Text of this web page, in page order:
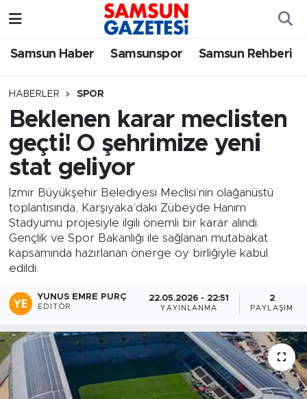
Samsun Haber Samsunspor Samsun Rehberi
HABERLER SPOR
Beklenen karar meclisten
geçti! O şehrimize yeni
stat geliyor
İzmir Büyükşehir Belediyesi Meclisi’nin olağanüstü
toplantısında, Karşıyaka’daki Zübeyde Hanım
Stadyumu projesiyle ilgili önemli bir karar alındı.
Gençlik ve Spor Bakanlığı ile sağlanan mutabakat
kapsamında hazırlanan önerge oy birliğiyle kabul
edildi.
YUNUS EMRE PURÇ
EDITÖR
22.05.2026 - 22:51
YAYINLANMA
2
PAYLAŞIM
Samsun Haber
Samsun Rehberi
Resmi İlanlar
Samsun Nöbetçi Eczaneler
SAMSUN Namaz Vakitleri
Samsun Trafik Yoğunluk Haritası
Süper Lig Puan Durumu ve Fikstür
Tüm Manşetler
Son Dakika Haberleri
Haber Arşivi